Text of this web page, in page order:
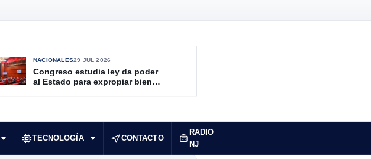
NACIONALES29 JUL 2026
Congreso estudia ley da poder
al Estado para expropiar bienes
TECNOLOGÍA CONTACTO
RADIO
NJ